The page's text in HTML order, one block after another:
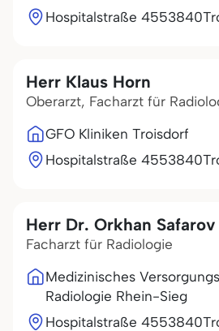
Hospitalstraße 4553840
Herr Klaus Horn
Oberarzt, Facharzt für
GFO Kliniken Troisdorf
Hospitalstraße 4553840
Herr Dr. Orkhan Safarov
Facharzt für Radiologie
Medizinisches
Radiologie Rhein-Sieg
Hospitalstraße 4553840